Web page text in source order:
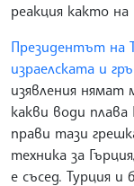
реакция както на
Президентът на
израелската и
изявления
какви води
прави тази
техника за
е съсед. Турция